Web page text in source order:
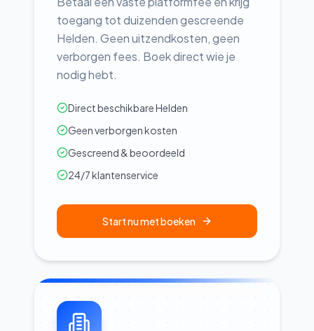
toegang tot duizenden gescreende
Helden. Geen uitzendkosten, geen
verborgen fees. Boek direct wie je
nodig hebt.
Direct beschikbare Helden
Geen verborgen kosten
Gescreend & beoordeeld
24/7 klantenservice
Start nu met boeken